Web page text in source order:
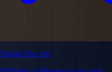
Naruto Box Set